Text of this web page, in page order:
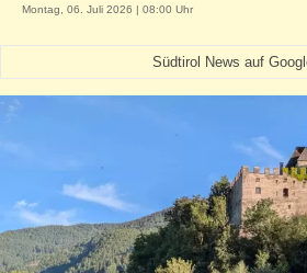
Montag, 06. Juli 2026 | 08:00 Uhr
Südtirol News auf